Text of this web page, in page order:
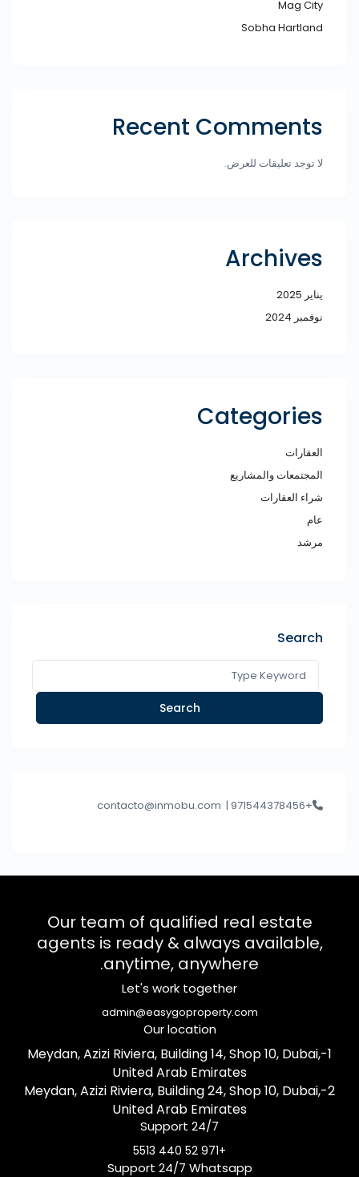
Mag City
Sobha Hartland
Recent Comments
لا توجد تعليقات للعرض.
Archives
يناير 2025
نوفمبر 2024
Categories
العقارات
المجتمعات والمشاريع
شراء العقارات
عام
مرشد
Search
Search
+971544378456 |
Our team of qualified real estate
agents is ready & always available,
anytime, anywhere.
Let's work together
admin@easygoproperty.com
Our location
1-Meydan, Azizi Riviera, Building 14, Shop 10, Dubai,
United Arab Emirates
2-Meydan, Azizi Riviera, Building 24, Shop 10, Dubai,
United Arab Emirates
Support 24/7
+971 52 440 5513
Support 24/7 Whatsapp